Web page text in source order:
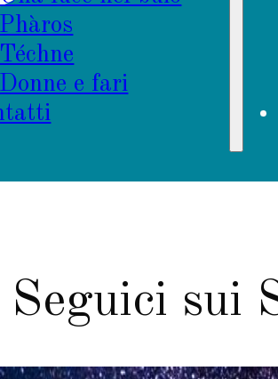
Phàros
Téchne
Donne e fari
Seguici sui